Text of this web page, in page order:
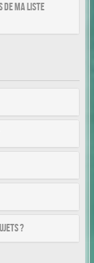
de ma liste
?